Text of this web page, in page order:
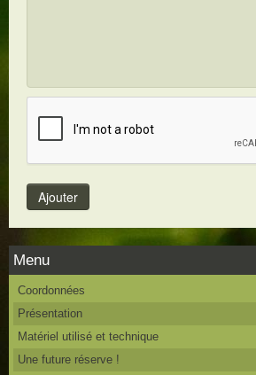
Menu
Coordonnées
Présentation
Matériel utilisé et technique
Une future réserve !